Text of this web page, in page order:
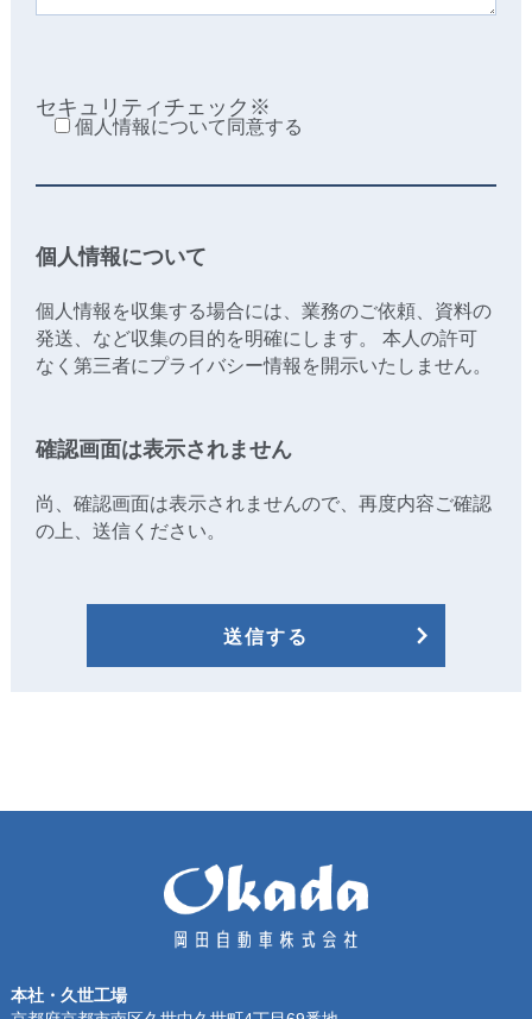
セキュリティチェック※
個人情報について同意する
個人情報について
個人情報を収集する場合には、業務のご依頼、資料の
発送、など収集の目的を明確にします。 本人の許可
なく第三者にプライバシー情報を開示いたしません。
確認画面は表示されません
尚、確認画面は表示されませんので、再度内容ご確認
の上、送信ください。
本社・久世工場